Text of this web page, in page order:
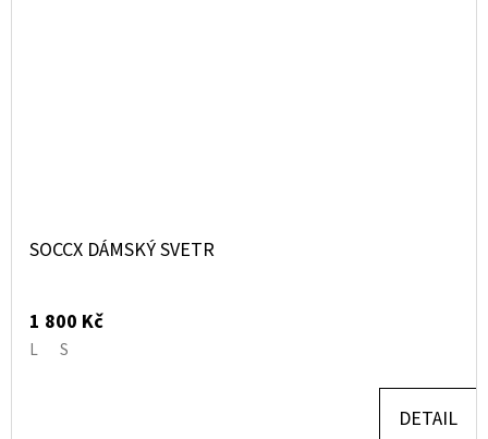
SOCCX DÁMSKÝ SVETR
1 800 Kč
L S
DETAIL